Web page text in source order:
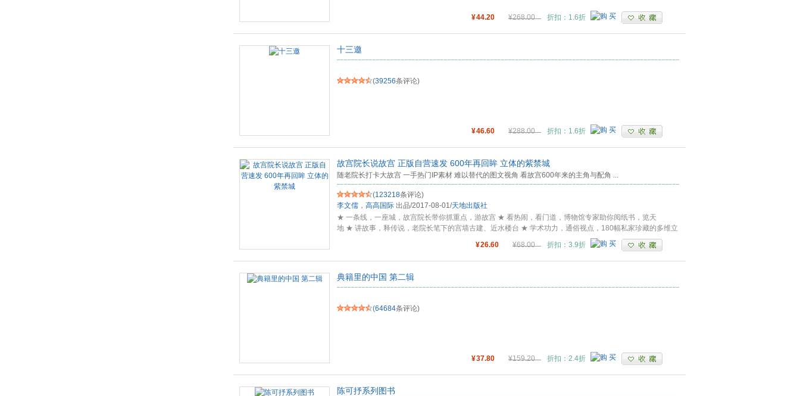
¥44.20 ¥268.00 折扣：1.6折
十三邀
(39256条评论)
¥46.60 ¥288.00 折扣：1.6折
故宫院长说故宫 正版自营速发 600年再回眸 立体的紫禁城
随老院长打卡大故宫 一手热门IP素材 难以替代的图文视角 看故宫600年来的主角与配角 ...
(123218条评论)
李文儒 ， 高高国际 出品/2017-08-01/天地出版社
★ 一条线，一座城，故宫院长带你抓重点，游故宫 ★ 看热闹，看门道，博物馆专家助你阅纸书，览天
地 ★ 讲故事，释传说，老院长笔下的宫墙古建、近水楼台 ★ 学术功力，通俗视点，180幅私家珍藏的多维立
¥26.60 ¥68.00 折扣：3.9折
典籍里的中国 第二辑
(64684条评论)
¥37.80 ¥159.20 折扣：2.4折
陈可抒系列图书